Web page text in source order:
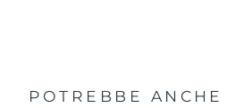
POTREBBE